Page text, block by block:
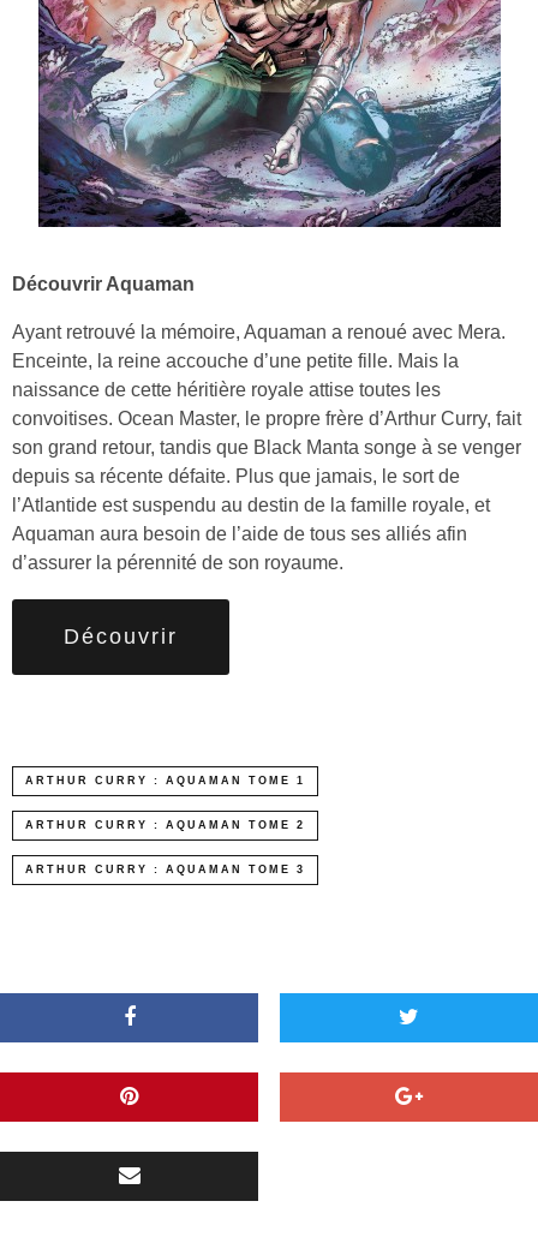
Découvrir Aquaman
Ayant retrouvé la mémoire, Aquaman a renoué avec Mera.
Enceinte, la reine accouche d’une petite fille. Mais la
naissance de cette héritière royale attise toutes les
convoitises. Ocean Master, le propre frère d’Arthur Curry, fait
son grand retour, tandis que Black Manta songe à se venger
depuis sa récente défaite. Plus que jamais, le sort de
l’Atlantide est suspendu au destin de la famille royale, et
Aquaman aura besoin de l’aide de tous ses alliés afin
d’assurer la pérennité de son royaume.
Découvrir
ARTHUR CURRY : AQUAMAN TOME 1
ARTHUR CURRY : AQUAMAN TOME 2
ARTHUR CURRY : AQUAMAN TOME 3